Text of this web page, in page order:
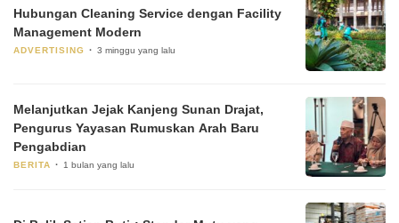
Hubungan Cleaning Service dengan Facility
Management Modern
ADVERTISING 3 minggu yang lalu
Melanjutkan Jejak Kanjeng Sunan Drajat,
Pengurus Yayasan Rumuskan Arah Baru
Pengabdian
BERITA 1 bulan yang lalu